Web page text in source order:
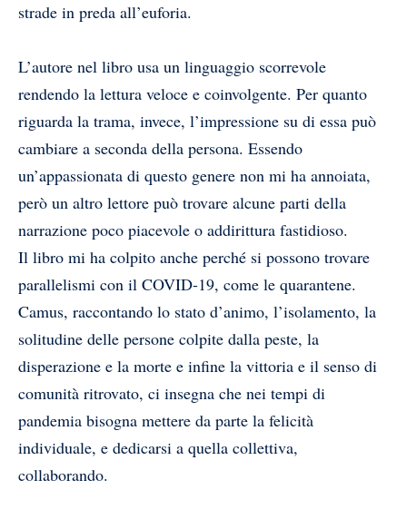
strade in preda all’euforia.
L’autore nel libro usa un linguaggio scorrevole
rendendo la lettura veloce e coinvolgente. Per quanto
riguarda la trama, invece, l’impressione su di essa può
cambiare a seconda della persona. Essendo
un’appassionata di questo genere non mi ha annoiata,
però un altro lettore può trovare alcune parti della
narrazione poco piacevole o addirittura fastidioso.
Il libro mi ha colpito anche perché si possono trovare
parallelismi con il COVID-19, come le quarantene.
Camus, raccontando lo stato d’animo, l’isolamento, la
solitudine delle persone colpite dalla peste, la
disperazione e la morte e infine la vittoria e il senso di
comunità ritrovato, ci insegna che nei tempi di
pandemia bisogna mettere da parte la felicità
individuale, e dedicarsi a quella collettiva,
collaborando.